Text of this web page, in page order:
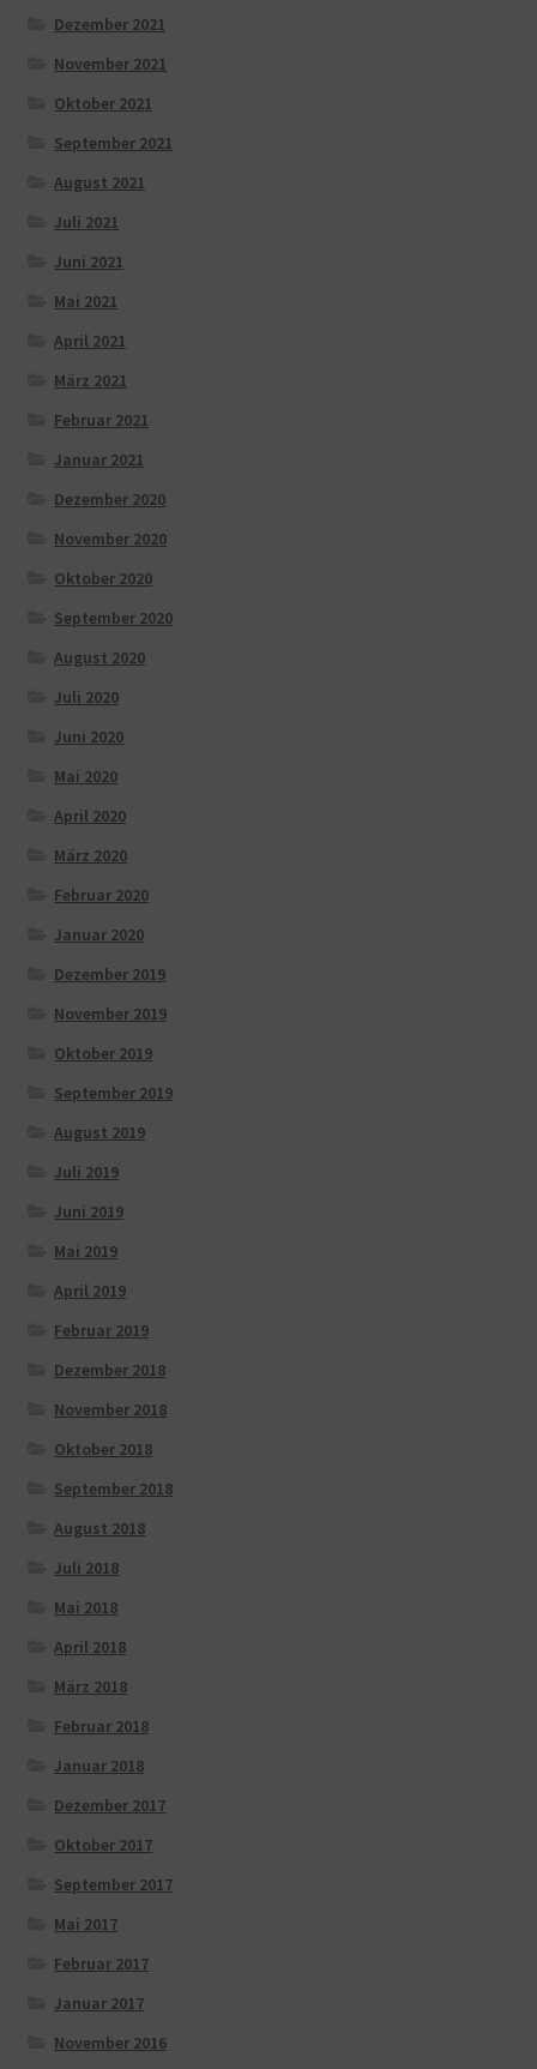
Dezember 2021
November 2021
Oktober 2021
September 2021
August 2021
Juli 2021
Juni 2021
Mai 2021
April 2021
März 2021
Februar 2021
Januar 2021
Dezember 2020
November 2020
Oktober 2020
September 2020
August 2020
Juli 2020
Juni 2020
Mai 2020
April 2020
März 2020
Februar 2020
Januar 2020
Dezember 2019
November 2019
Oktober 2019
September 2019
August 2019
Juli 2019
Juni 2019
Mai 2019
April 2019
Februar 2019
Dezember 2018
November 2018
Oktober 2018
September 2018
August 2018
Juli 2018
Mai 2018
April 2018
März 2018
Februar 2018
Januar 2018
Dezember 2017
Oktober 2017
September 2017
Mai 2017
Februar 2017
Januar 2017
November 2016